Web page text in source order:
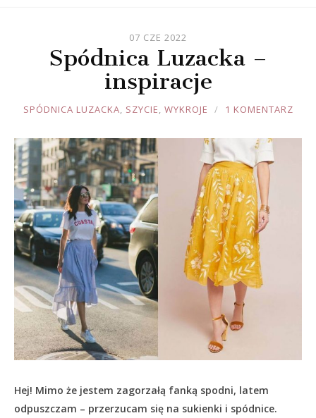
07 CZE 2022
Spódnica Luzacka –
inspiracje
JOULE
SPÓDNICA LUZACKA, SZYCIE, WYKROJE 1 KOMENTARZ
Hej! Mimo że jestem zagorzałą fanką spodni, latem
odpuszczam – przerzucam się na sukienki i spódnice.